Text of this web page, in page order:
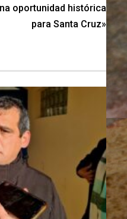
oportunidad histórica
para Santa Cruz»